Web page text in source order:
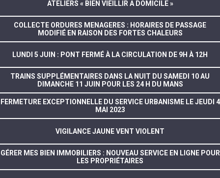
ATELIERS « BIEN VIEILLIR A DOMICILE »
COLLECTE ORDURES MENAGERES : HORAIRES DE PASSAGE
MODIFIÉ EN RAISON DES FORTES CHALEURS
LUNDI 5 JUIN : PONT FERMÉ À LA CIRCULATION DE 9H À 12H
TRAINS SUPPLÉMENTAIRES DANS LA NUIT DU SAMEDI 10 AU
DIMANCHE 11 JUIN POUR LES 24 H DU MANS
FERMETURE EXCEPTIONNELLE DU SERVICE URBANISME LE JEUDI 4
MAI 2023
VIGILANCE JAUNE VENT VIOLENT
GÉRER MES BIEN IMMOBILIERS : NOUVEAU SERVICE EN LIGNE POUR
LES PROPRIÉTAIRES